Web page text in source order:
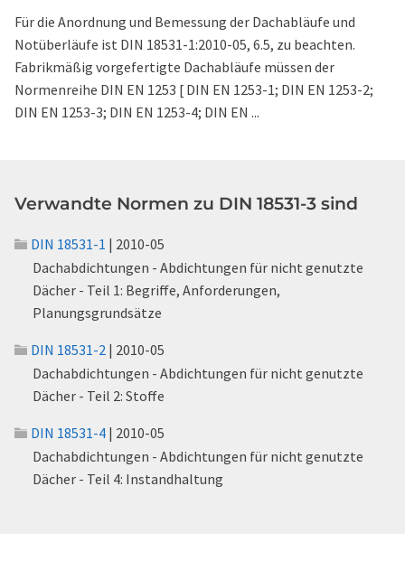
Für die Anordnung und Bemessung der Dachabläufe und
Notüberläufe ist DIN 18531-1:2010-05, 6.5, zu beachten.
Fabrikmäßig vorgefertigte Dachabläufe müssen der
Normenreihe DIN EN 1253 [ DIN EN 1253-1; DIN EN 1253-2;
DIN EN 1253-3; DIN EN 1253-4; DIN EN ...
Verwandte Normen zu DIN 18531-3 sind
DIN 18531-1 | 2010-05
Dachabdichtungen - Abdichtungen für nicht genutzte
Dächer - Teil 1: Begriffe, Anforderungen,
Planungsgrundsätze
DIN 18531-2 | 2010-05
Dachabdichtungen - Abdichtungen für nicht genutzte
Dächer - Teil 2: Stoffe
DIN 18531-4 | 2010-05
Dachabdichtungen - Abdichtungen für nicht genutzte
Dächer - Teil 4: Instandhaltung